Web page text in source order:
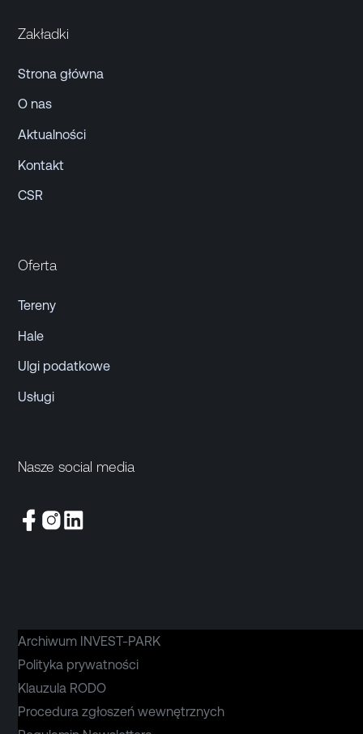
Zakładki
Strona główna
O nas
Aktualności
Kontakt
CSR
Oferta
Tereny
Hale
Ulgi podatkowe
Usługi
Nasze social media
Archiwum INVEST-PARK
Polityka prywatności
Klauzula RODO
Procedura zgłoszeń wewnętrznych